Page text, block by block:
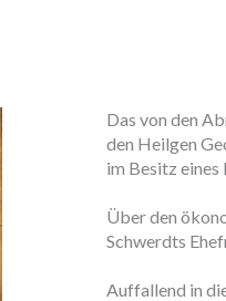
Das von den
den Heilgen
im Besitz eines
Über den
Schwerdts
Auffallend in